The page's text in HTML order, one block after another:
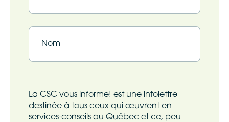
La CSC vous informe! est une infolettre
destinée à tous ceux qui œuvrent en
services-conseils au Québec et ce, peu